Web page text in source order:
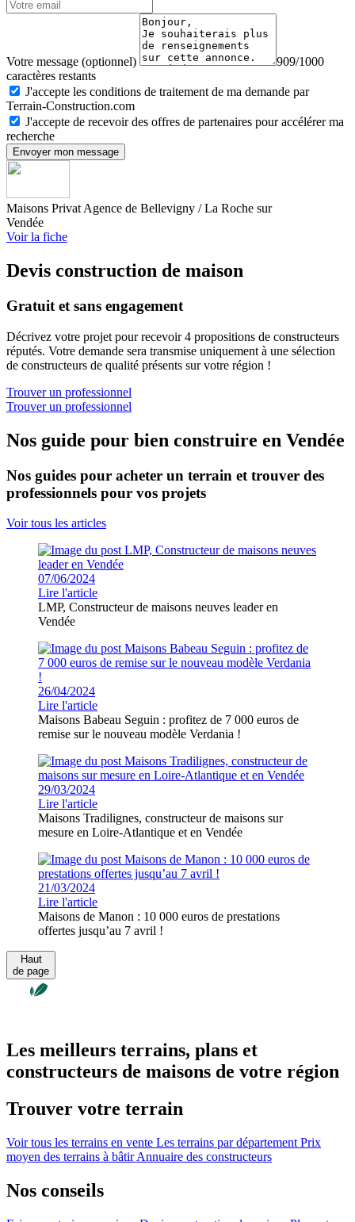
Votre message (optionnel)
909/1000
caractères restants
J'accepte les conditions de traitement de ma demande par
Terrain-Construction.com
J'accepte de recevoir des offres de partenaires pour accélérer ma
recherche
Envoyer mon message
Maisons Privat Agence de Bellevigny / La Roche sur
Vendée
Voir la fiche
Devis construction de maison
Gratuit et sans engagement
Décrivez votre projet pour recevoir 4 propositions de constructeurs
réputés. Votre demande sera transmise uniquement à une sélection
de constructeurs de qualité présents sur votre région !
Trouver un professionnel
Trouver un professionnel
Nos guide pour bien construire en Vendée
Nos guides pour acheter un terrain et trouver des
professionnels pour vos projets
Voir tous les articles
07/06/2024
Lire l'article
LMP, Constructeur de maisons neuves leader en
Vendée
26/04/2024
Lire l'article
Maisons Babeau Seguin : profitez de 7 000 euros de
remise sur le nouveau modèle Verdania !
29/03/2024
Lire l'article
Maisons Tradilignes, constructeur de maisons sur
mesure en Loire-Atlantique et en Vendée
21/03/2024
Lire l'article
Maisons de Manon : 10 000 euros de prestations
offertes jusqu’au 7 avril !
Haut
de page
Les meilleurs terrains, plans et
constructeurs de maisons de votre région
Trouver votre terrain
Voir tous les terrains en vente Les terrains par département Prix
moyen des terrains à bâtirAnnuaire des constructeurs
Nos conseils